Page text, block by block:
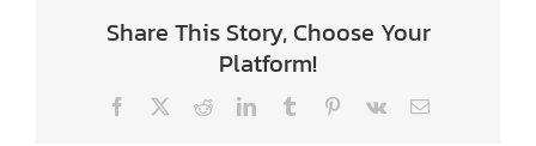
Share This Story, Choose Your
Platform!
Facebook RedditLinkedInTumblr Pinterest
Vk Email